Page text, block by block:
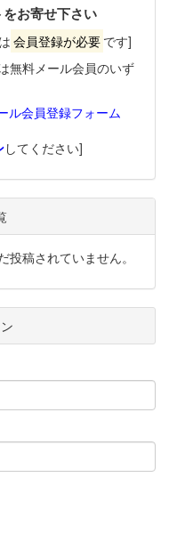
お寄せ下さい
会員登録が必要 です]
無料メール会員のいず
ル会員登録フォーム
してください]
稿されていません。